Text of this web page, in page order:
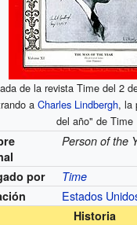
de la revista Time del 2
a Charles Lindbergh, la
del año" de Time
Person of the
por
Time
Estados
Historia